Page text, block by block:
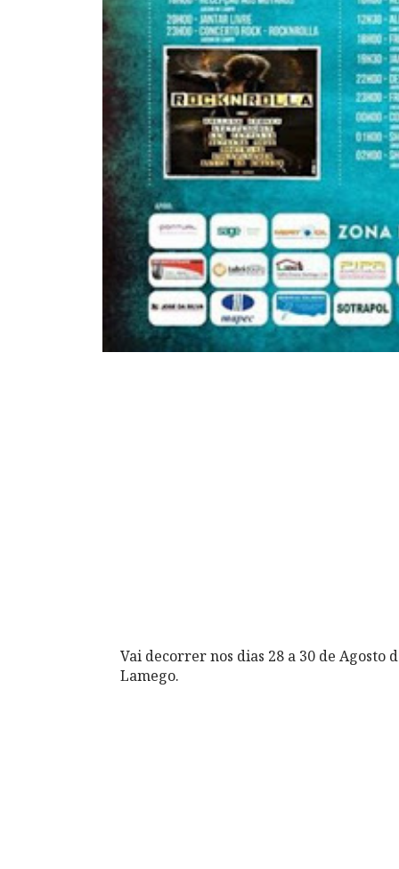
Vai decorrer nos dias 28 a 30 de Agosto
Lamego.